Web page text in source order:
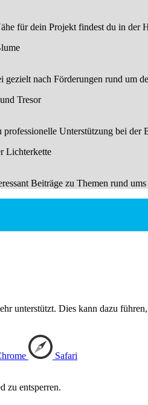
für dein Projekt findest du in der
nach Förderungen rund um
Unterstützung bei der
Beiträge zu Themen rund ums
unterstützt. Dies kann dazu
Safari
zu entsperren.